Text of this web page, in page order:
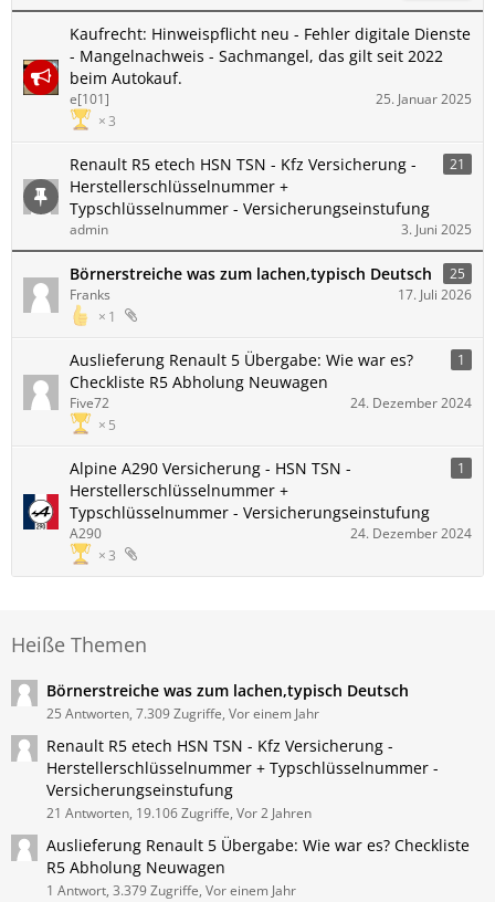
Kaufrecht: Hinweispflicht neu - Fehler digitale Dienste
- Mangelnachweis - Sachmangel, das gilt seit 2022
beim Autokauf.
3
e[101] 25. Januar 2025
Renault R5 etech HSN TSN - Kfz Versicherung -
Herstellerschlüsselnummer +
Typschlüsselnummer - Versicherungseinstufung
21
admin 3. Juni 2025
Börnerstreiche was zum lachen,typisch Deutsch 25
1
Franks 17. Juli 2026
Auslieferung Renault 5 Übergabe: Wie war es?
Checkliste R5 Abholung Neuwagen
1
5
Five72 24. Dezember 2024
Alpine A290 Versicherung - HSN TSN -
Herstellerschlüsselnummer +
Typschlüsselnummer - Versicherungseinstufung
1
3
A290 24. Dezember 2024
Heiße Themen
Börnerstreiche was zum lachen,typisch Deutsch
25 Antworten, 7.309 Zugriffe, Vor einem Jahr
Renault R5 etech HSN TSN - Kfz Versicherung -
Herstellerschlüsselnummer + Typschlüsselnummer -
Versicherungseinstufung
21 Antworten, 19.106 Zugriffe, Vor 2 Jahren
Auslieferung Renault 5 Übergabe: Wie war es? Checkliste
R5 Abholung Neuwagen
1 Antwort, 3.379 Zugriffe, Vor einem Jahr